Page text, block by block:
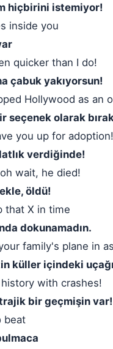
hiçbirini istemiyor!
inside you
quicker than I do!
çabuk yakıyorsun!
Hollywood as an
seçenek olarak
you up for adoption!
verdiğinde!
wait, he died!
öldü!
that X in time
dokunamadın.
family's plane in
küller içindeki
with crashes!
bir geçmişin var!
beat